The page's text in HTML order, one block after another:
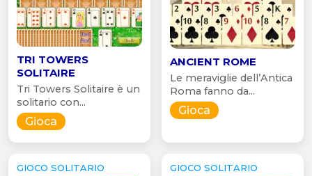
TRI TOWERS
SOLITAIRE
Tri Towers Solitaire è un
solitario con...
Gioca
ANCIENT ROME
Le meraviglie dell’Antica
Roma fanno da...
Gioca
GIOCO SOLITARIO GIOCO SOLITARIO